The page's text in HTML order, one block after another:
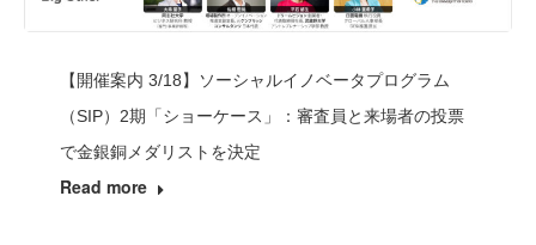
【開催案内 3/18】ソーシャルイノベータプログラム
（SIP）2期「ショーケース」：審査員と来場者の投票
で金銀銅メダリストを決定
Read more